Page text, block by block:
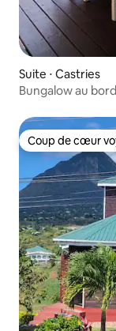
Suite ⋅ Castries
Bungalow au
Coup de cœur
Coup de cœur